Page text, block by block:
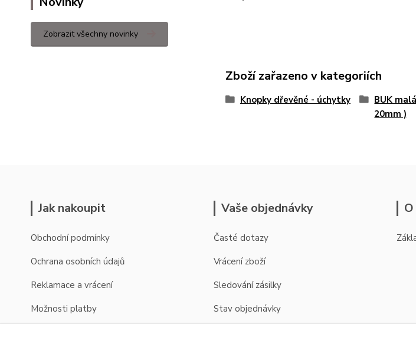
Zobrazit všechny novinky
Zboží zařazeno v kategoriích
Knopky dřevěné - úchytky
BUK
20mm )
Jak nakoupit
Obchodní podmínky
Ochrana osobních údajů
Reklamace a vrácení
Možnosti platby
Vaše objednávky
Časté dotazy
Vrácení zboží
Sledování zásilky
Stav objednávky